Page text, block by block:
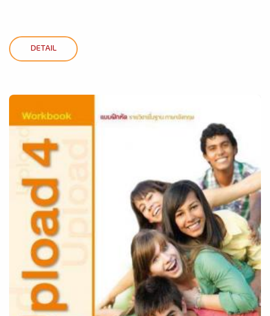
DETAIL